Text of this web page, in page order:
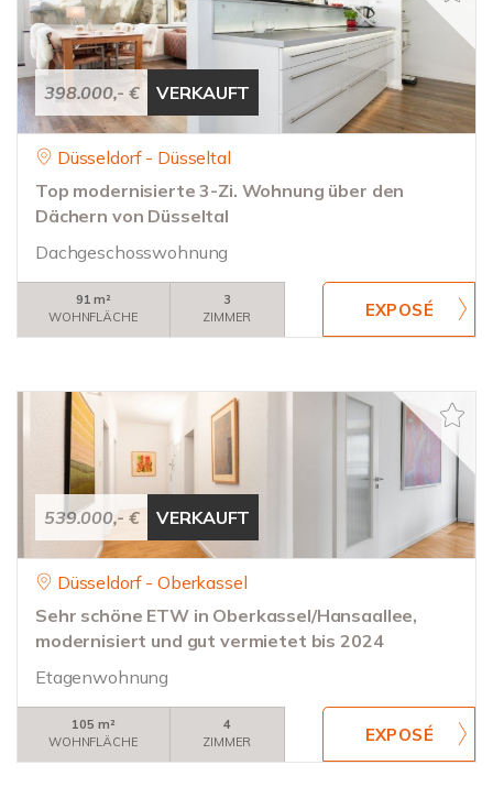
398.000,- € VERKAUFT
Düsseldorf - Düsseltal
Top modernisierte 3-Zi. Wohnung über den
Dächern von Düsseltal
Dachgeschosswohnung
91 m²
WOHNFLÄCHE
3
ZIMMER
539.000,- € VERKAUFT
Düsseldorf - Oberkassel
Sehr schöne ETW in Oberkassel/Hansaallee,
modernisiert und gut vermietet bis 2024
Etagenwohnung
105 m²
WOHNFLÄCHE
4
ZIMMER